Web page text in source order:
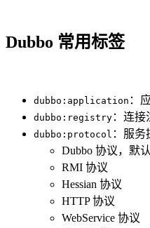
Dubbo 常用标签
dubbo:application ：
dubbo:registry ：连接
dubbo:protocol ：服务
Dubbo 协议，默认
RMI 协议
Hessian 协议
HTTP 协议
WebService 协议